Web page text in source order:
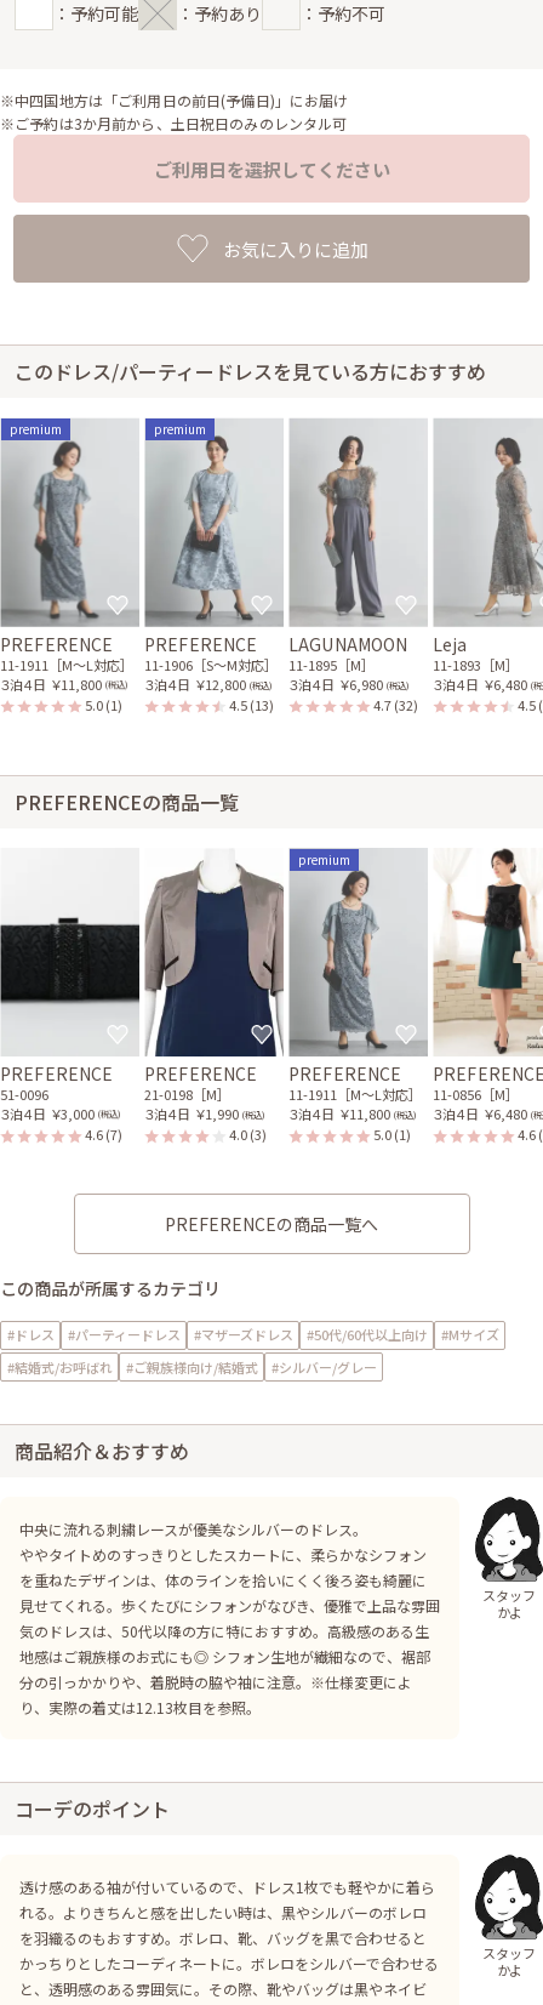
：予約可能 ：予約あり ：予約不可
※中四国地方は「ご利用日の前日(予備日)」にお届け
※ご予約は3か月前から、土日祝日のみのレンタル可
ご利用日を選択してください
お気に入りに追加
このドレス/パーティードレスを見ている方におすすめ
premium
PREFERENCE
11-1911［M〜L対応］
３泊４日 ￥11,800 (税込)
5.0(1)
premium
PREFERENCE
11-1906［S〜M対応］
３泊４日 ￥12,800 (税込)
4.5(13)
LAGUNAMOON
11-1895［M］
３泊４日 ￥6,980 (税込)
4.7(32)
Leja
11-1893［M］
３泊４日 ￥6,480 (
4.5
PREFERENCEの商品一覧
PREFERENCE
51-0096
３泊４日 ￥3,000 (税込)
4.6(7)
PREFERENCE
21-0198［M］
３泊４日 ￥1,990 (税込)
4.0(3)
premium
PREFERENCE
11-1911［M〜L対応］
３泊４日 ￥11,800 (税込)
5.0(1)
11-0856［M］
３泊４日 ￥6,480 (
4.6
PREFERENCEの商品一覧へ
この商品が所属するカテゴリ
#ドレス #パーティードレス #マザーズドレス #50代/60代以上向け
#Mサイズ
#結婚式/お呼ばれ
#ご親族様向け/結婚式 #シルバー/グレー
商品紹介＆おすすめ
中央に流れる刺繍レースが優美なシルバーのドレス。
ややタイトめのすっきりとしたスカートに、柔らかなシフォン
を重ねたデザインは、体のラインを拾いにくく後ろ姿も綺麗に
見せてくれる。歩くたびにシフォンがなびき、優雅で上品な雰囲
気のドレスは、50代以降の方に特におすすめ。高級感のある生
地感はご親族様のお式にも◎ シフォン生地が繊細なので、裾部
分の引っかかりや、着脱時の脇や袖に注意。※仕様変更によ
り、実際の着丈は12.13枚目を参照。
スタッフ
かよ
コーデのポイント
透け感のある袖が付いているので、ドレス1枚でも軽やかに着ら
れる。よりきちんと感を出したい時は、黒やシルバーのボレロ
を羽織るのもおすすめ。ボレロ、靴、バッグを黒で合わせると
かっちりとしたコーディネートに。ボレロをシルバーで合わせる
と、透明感のある雰囲気に。その際、靴やバッグは黒やネイビ
スタッフ
かよ